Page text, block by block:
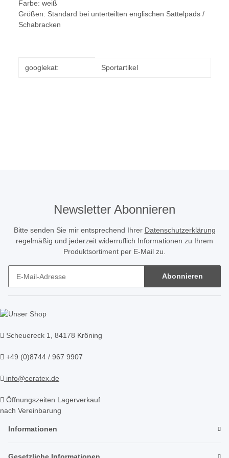
Farbe: weiß
Größen: Standard bei unterteilten englischen Sattelpads /
Schabracken
Produkteigenschaft
Wert
googlekat: Sportartikel
Newsletter Abonnieren
Bitte senden Sie mir entsprechend Ihrer Datenschutzerklärung
regelmäßig und jederzeit widerruflich Informationen zu Ihrem
Produktsortiment per E-Mail zu.
Abonnieren
Scheuereck 1, 84178 Kröning
+49 (0)8744 / 967 9907
info@ceratex.de
Öffnungszeiten Lagerverkauf
nach Vereinbarung
Informationen